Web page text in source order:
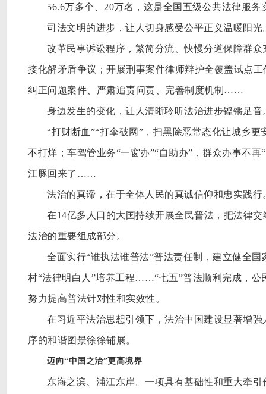
56.6万多个、20万名，这是全国五级公共法律服
司法文明的进步，让人切身感受公平正义温暖阳光
改革民事诉讼程序，繁简分流、快慢分道保障群
接化解矛盾争议；开展刑事案件律师辩护全覆盖试点
纠正问题案件、严肃追责问责、完善制度机制 ……
身边发生的变化，让人清晰聆听法治进步铿锵足音
“打财断血”“打伞破网”，扫黑除恶常态化让城乡
不打烊；车驾管业务“一窗办”“自助办”，群众办事不
江豚回来了……
法治的真谛，在于全体人民的真诚信仰和忠实践行
在14亿多人口的大国持续开展全民普法，把法律
法治的重要组成部分。
全面实行“谁执法谁普法”普法责任制，建立健全
村“法律明白人”培养工程……“七五”普法顺利完成，公
努力提高普法针对性和实效性。
在习近平法治思想引领下，法治中国建设显著增
序的和谐图景徐徐铺展。
迈向“中国之治”更高境界
东海之滨、浦江东岸。一项具有基础性和重大牵